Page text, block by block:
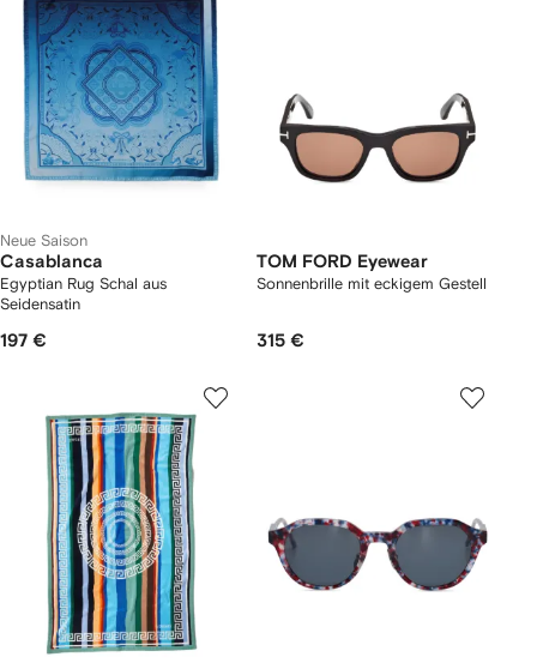
Neue Saison
Casablanca
Egyptian Rug Schal aus
Seidensatin
197 €
TOM FORD Eyewear
Sonnenbrille mit eckigem Gestell
315 €